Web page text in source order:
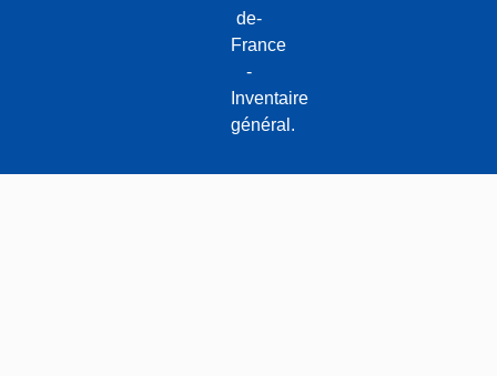
de-
France
-
Inventaire
général.